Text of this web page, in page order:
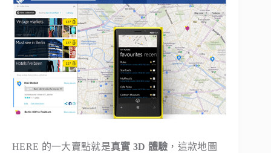
HERE 的一大賣點就是真實 3D 體驗 ，這款地圖